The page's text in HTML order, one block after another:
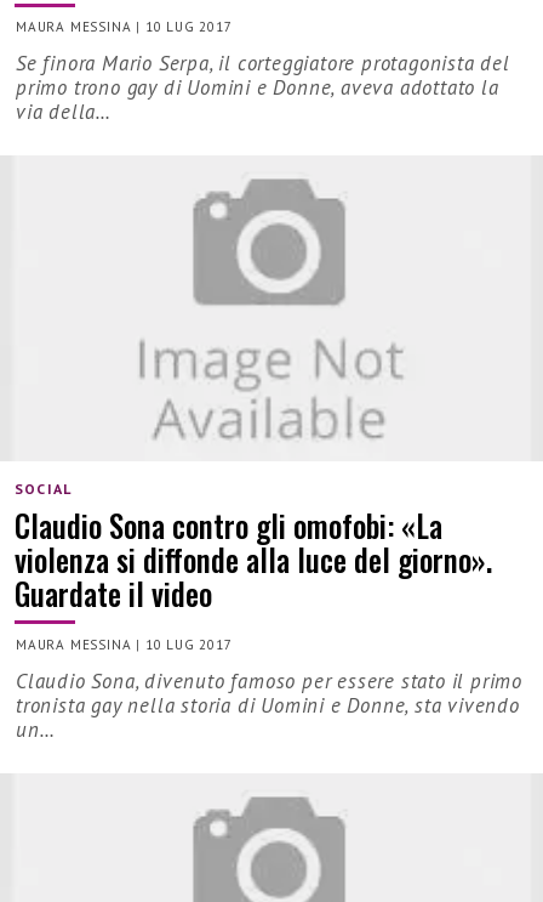
MAURA MESSINA | 10 LUG 2017
Se finora Mario Serpa, il corteggiatore protagonista del
primo trono gay di Uomini e Donne, aveva adottato la
via della…
SOCIAL
Claudio Sona contro gli omofobi: «La
violenza si diffonde alla luce del giorno».
Guardate il video
MAURA MESSINA | 10 LUG 2017
Claudio Sona, divenuto famoso per essere stato il primo
tronista gay nella storia di Uomini e Donne, sta vivendo
un…